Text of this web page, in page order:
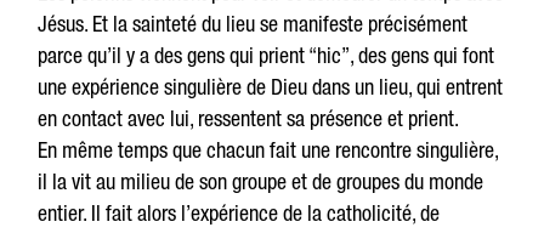
Jésus. Et la sainteté du lieu se manifeste précisément
parce qu’il y a des gens qui prient “hic”, des gens qui font
une expérience singulière de Dieu dans un lieu, qui entrent
en contact avec lui, ressentent sa présence et prient.
En même temps que chacun fait une rencontre singulière,
il la vit au milieu de son groupe et de groupes du monde
entier. Il fait alors l’expérience de la catholicité, de